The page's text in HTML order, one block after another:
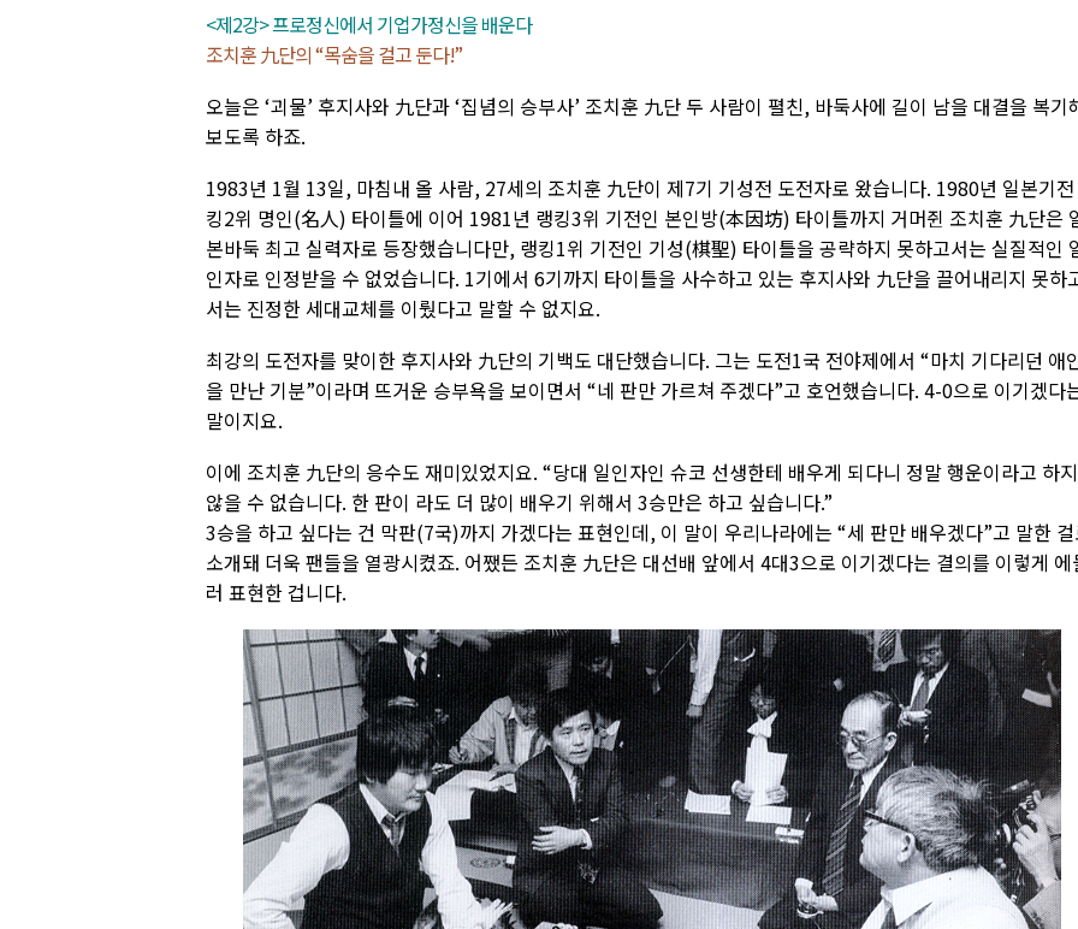
<제2강> 프로정신에서 기업가정신을 배운다
조치훈 九단의 “목숨을 걸고 둔다!”
오늘은 ‘괴물’ 후지사와 九단과 ‘집념의 승부사’ 조치훈 九단 두 사람이 펼친, 바둑사에 길이 남을 대결을 복기
보도록 하죠.
1983년 1월 13일, 마침내 올 사람, 27세의 조치훈 九단이 제7기 기성전 도전자로 왔습니다. 1980년 일본기전
킹2위 명인(名人) 타이틀에 이어 1981년 랭킹3위 기전인 본인방(本因坊) 타이틀까지 거머쥔 조치훈 九단은
본바둑 최고 실력자로 등장했습니다만, 랭킹1위 기전인 기성(棋聖) 타이틀을 공략하지 못하고서는 실질적인
인자로 인정받을 수 없었습니다. 1기에서 6기까지 타이틀을 사수하고 있는 후지사와 九단을 끌어내리지 못하
서는 진정한 세대교체를 이뤘다고 말할 수 없지요.
최강의 도전자를 맞이한 후지사와 九단의 기백도 대단했습니다. 그는 도전1국 전야제에서 “마치 기다리던 애
을 만난 기분”이라며 뜨거운 승부욕을 보이면서 “네 판만 가르쳐 주겠다”고 호언했습니다. 4-0으로 이기겠다
말이지요.
이에 조치훈 九단의 응수도 재미있었지요. “당대 일인자인 슈코 선생한테 배우게 되다니 정말 행운이라고 하지
않을 수 없습니다. 한 판이 라도 더 많이 배우기 위해서 3승만은 하고 싶습니다.”
3승을 하고 싶다는 건 막판(7국)까지 가겠다는 표현인데, 이 말이 우리나라에는 “세 판만 배우겠다”고 말한
소개돼 더욱 팬들을 열광시켰죠. 어쨌든 조치훈 九단은 대선배 앞에서 4대3으로 이기겠다는 결의를 이렇게 에
러 표현한 겁니다.